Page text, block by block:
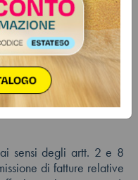
di
per
sensi degli artt. 2 e 8
di fatture relative